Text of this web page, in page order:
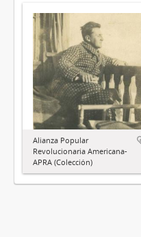
Alianza Popular
Revolucionaria Americana-
APRA (Colección)